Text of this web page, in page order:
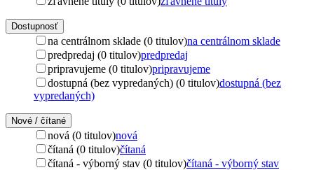
Dostupnosť
na centrálnom sklade (0 titulov)na centrálnom sklade
predpredaj (0 titulov)predpredaj
pripravujeme (0 titulov)pripravujeme
dostupná (bez vypredaných) (0 titulov)dostupná (bez
vypredaných)
Nové / čítané
nová (0 titulov)nová
čítaná (0 titulov)čítaná
čítaná - výborný stav (0 titulov)čítaná - výborný stav